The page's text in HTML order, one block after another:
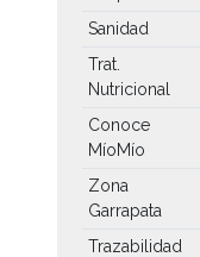
Sanidad
Trat.
Nutricional
Conoce
MíoMío
Zona
Garrapata
Trazabilidad